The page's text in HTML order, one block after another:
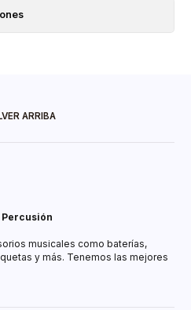
ARRIBA
Percusión
musicales como baterías,
y más. Tenemos las mejores